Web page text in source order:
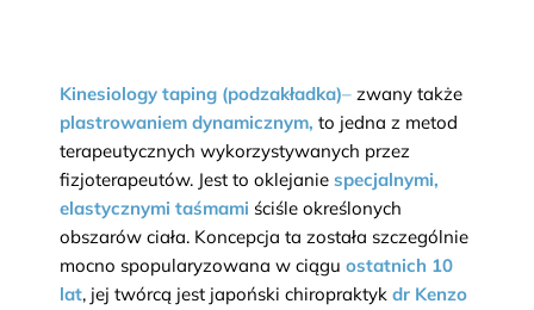
Kinesiology taping (podzakładka)–zwany także
plastrowaniem dynamicznym, to jedna z metod
terapeutycznych wykorzystywanych przez
fizjoterapeutów. Jest to oklejanie specjalnymi,
elastycznymi taśmami ściśle określonych
obszarów ciała. Koncepcja ta została szczególnie
mocno spopularyzowana w ciągu ostatnich 10
lat, jej twórcą jest japoński chiropraktykdr Kenzo